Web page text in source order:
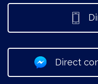
Direct